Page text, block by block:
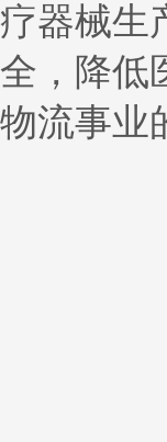
疗器械生
全，降低
物流事业